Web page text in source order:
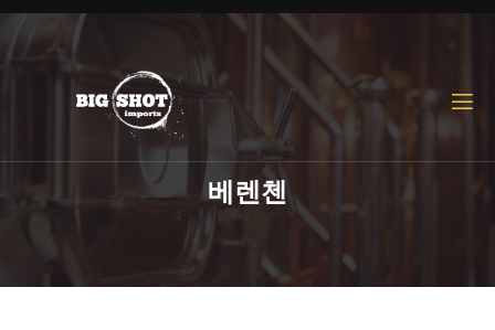
베렌첸